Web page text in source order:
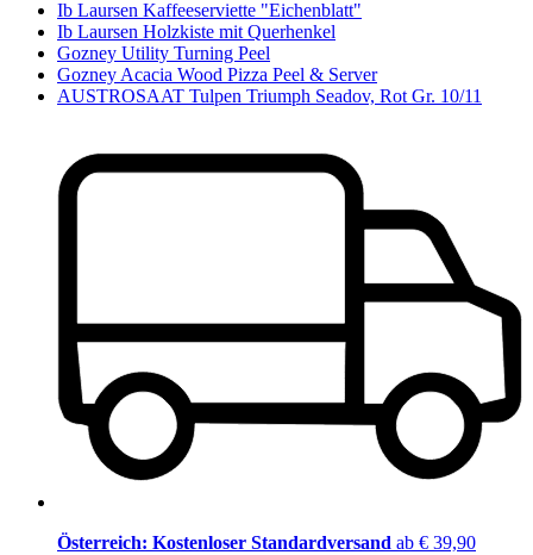
Ib Laursen Kaffeeserviette "Eichenblatt"
Ib Laursen Holzkiste mit Querhenkel
Gozney Utility Turning Peel
Gozney Acacia Wood Pizza Peel & Server
AUSTROSAAT Tulpen Triumph Seadov, Rot Gr. 10/11
Österreich: Kostenloser Standardversand ab € 39,90